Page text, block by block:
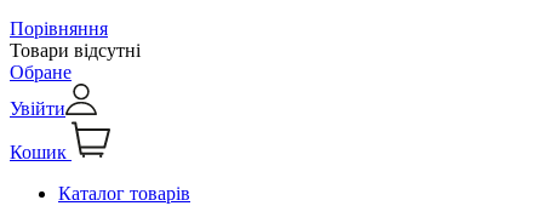
Порівняння
Товари відсутні
Обране
Увійти
Кошик
Каталог товарів